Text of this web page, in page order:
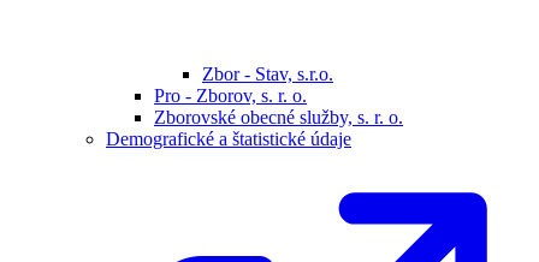
Zbor - Stav, s.r.o.
Pro - Zborov, s. r. o.
Zborovské obecné služby, s. r. o.
Demografické a štatistické údaje